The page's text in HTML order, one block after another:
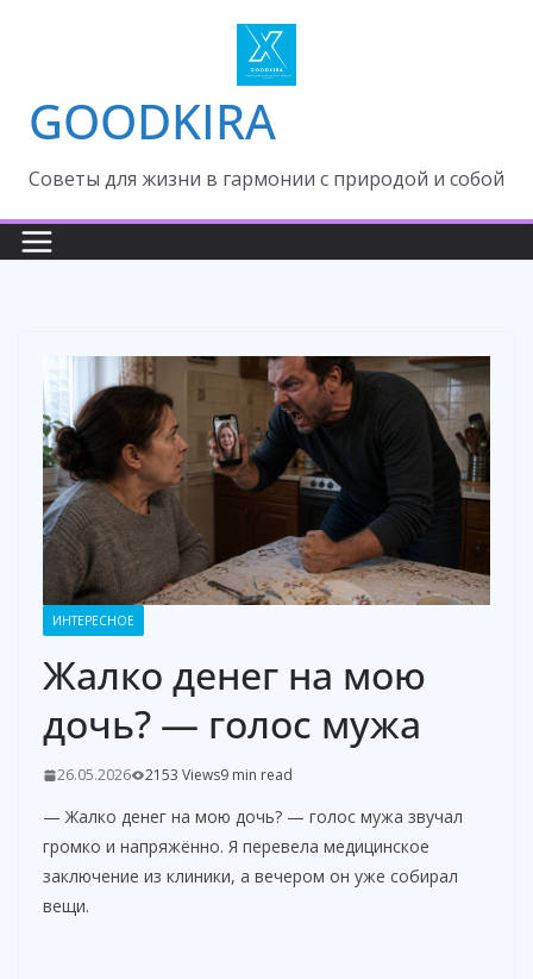
GOODKIRA
Cоветы для жизни в гармонии с природой и собой
ИНТЕРЕСНОЕ
Жалко денег на мою
дочь? — голос мужа
26.05.2026 2153 Views9 min read
— Жалко денег на мою дочь? — голос мужа звучал
громко и напряжённо. Я перевела медицинское
заключение из клиники, а вечером он уже собирал
вещи.